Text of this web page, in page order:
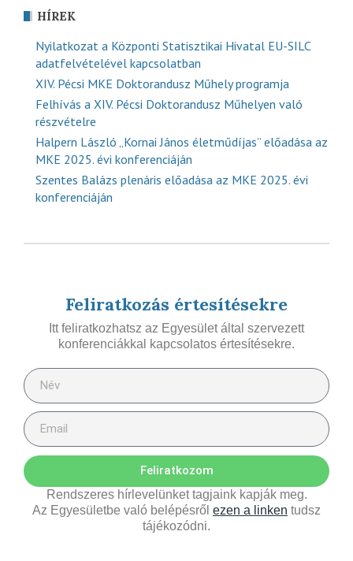
HÍREK
Nyilatkozat a Központi Statisztikai Hivatal EU-SILC
adatfelvételével kapcsolatban
XIV. Pécsi MKE Doktorandusz Műhely programja
Felhívás a XIV. Pécsi Doktorandusz Műhelyen való
részvételre
Halpern László „Kornai János életműdíjas” előadása az
MKE 2025. évi konferenciáján
Szentes Balázs plenáris előadása az MKE 2025. évi
konferenciáján
Feliratkozás értesítésekre
Itt feliratkozhatsz az Egyesület által szervezett
konferenciákkal kapcsolatos értesítésekre.
Feliratkozom
Rendszeres hírlevelünket tagjaink kapják meg.
Az Egyesületbe való belépésről ezen a linken tudsz
tájékozódni.